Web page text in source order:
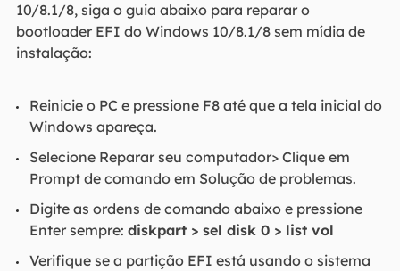
10/8.1/8, siga o guia abaixo para reparar o
bootloader EFI do Windows 10/8.1/8 sem mídia de
instalação:
Reinicie o PC e pressione F8 até que a tela inicial do
Windows apareça.
Selecione Reparar seu computador> Clique em
Prompt de comando em Solução de problemas.
Digite as ordens de comando abaixo e pressione
Enter sempre: diskpart > sel disk 0 > list vol
Verifique se a partição EFI está usando o sistema